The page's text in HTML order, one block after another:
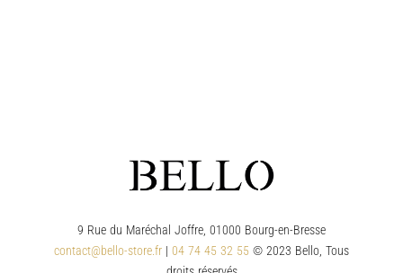
9 Rue du Maréchal Joffre, 01000 Bourg-en-Bresse
contact@bello-store.fr | 04 74 45 32 55 © 2023 Bello, Tous